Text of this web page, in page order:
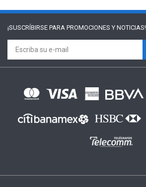
¡SUSCRÍBIRSE PARA PROMOCIONES Y NOTICIAS!